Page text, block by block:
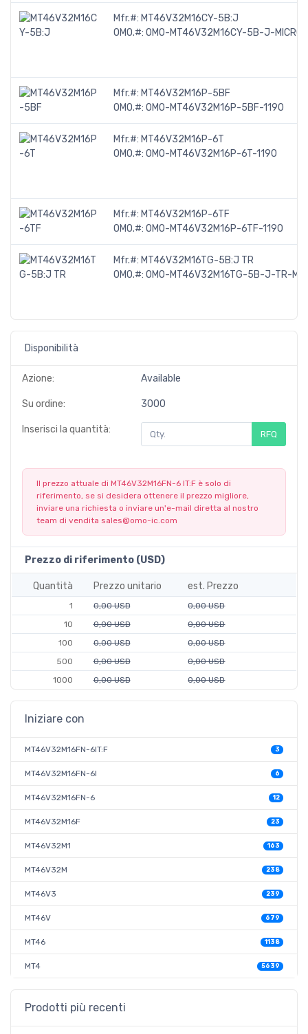
Mfr.#: MT46V32M16CY-5B:J
OMO.#: OMO-MT46V32M16CY-5B-J-
Mfr.#: MT46V32M16P-5BF
OMO.#: OMO-MT46V32M16P-5BF-1190
Mfr.#: MT46V32M16P-6T
OMO.#: OMO-MT46V32M16P-6T-1190
Mfr.#: MT46V32M16P-6TF
OMO.#: OMO-MT46V32M16P-6TF-1190
Mfr.#: MT46V32M16TG-5B:J TR
OMO.#: OMO-MT46V32M16TG-5B-J-TR-
Disponibilità
Azione: Available
Su ordine: 3000
Inserisci la quantità: RFQ
Il prezzo attuale di MT46V32M16FN-6 IT:F è solo di
riferimento, se si desidera ottenere il prezzo migliore,
inviare una richiesta o inviare un'e-mail diretta al nostro
team di vendita sales@omo-ic.com
Prezzo di riferimento (USD)
Quantità Prezzo unitario est. Prezzo
1 0,00 USD
0,00 USD
10
0,00 USD
0,00 USD
100
0,00 USD
0,00 USD
500
0,00 USD
0,00 USD
1000
0,00 USD 0,00 USD
Iniziare con
MT46V32M16FN-6IT:F 3
MT46V32M16FN-6I 6
MT46V32M16FN-6 12
MT46V32M16F 23
MT46V32M1 163
MT46V32M 238
MT46V3 239
MT46V 679
MT46 1138
MT4 5639
Prodotti più recenti